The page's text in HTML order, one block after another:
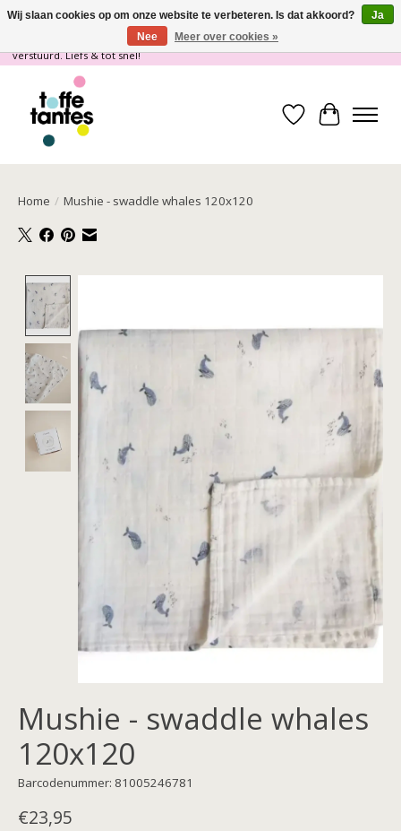
Wij gaan op vakantie! vanaf 4 juli t/m 21 juli worden er geen pakketjes
verstuurd. Liefs & tot snel!
Verlanglijst
Home / Mushie - swaddle whales 120x120
Mushie - swaddle whales
120x120
Barcodenummer: 81005246781
€23,95
Wij slaan cookies op om onze website te verbeteren. Is dat akkoord?
Ja
Nee
Meer over cookies »